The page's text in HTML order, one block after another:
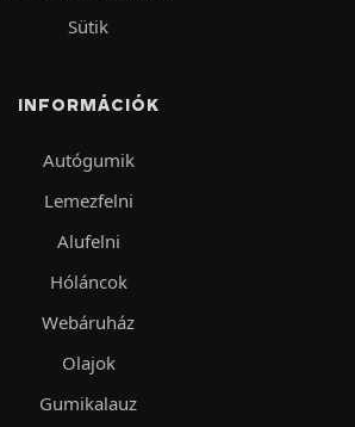
Sütik
INFORMÁCIÓK
Autógumik
Lemezfelni
Alufelni
Hóláncok
Webáruház
Olajok
Gumikalauz